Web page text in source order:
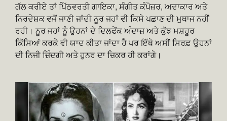
ਗੱਲ ਕਰੀਏ ਤਾਂ ਪਿੱਠਵਰਤੀ ਗਾਇਕਾ, ਸੰਗੀਤ ਕੰਪੋਜ਼ਰ, ਅਦਾਕਾਰ ਅਤੇ
ਨਿਰਦੇਸ਼ਕ ਵਜੋਂ ਜਾਣੀ ਜਾਂਦੀ ਨੂਰ ਜਹਾਂ ਵੀ ਕਿਸੇ ਪਛਾਣ ਦੀ ਮੁਥਾਜ ਨਹੀਂ
ਰਹੀ। ਨੂਰ ਜਹਾਂ ਨੂੰ ਉਹਨਾਂ ਦੇ ਦਿਲਫੇਂਕ ਅੰਦਾਜ਼ ਅਤੇ ਕੁੱਝ ਮਸ਼ਹੂਰ
ਕਿੱਸਿਆਂ ਕਰਕੇ ਵੀ ਯਾਦ ਕੀਤਾ ਜਾਂਦਾ ਹੈ ਪਰ ਇੱਥੇ ਅਸੀਂ ਸਿਰਫ਼ ਉਹਨਾਂ
ਦੀ ਨਿਜੀ ਜ਼ਿੰਦਗੀ ਅਤੇ ਹੁਨਰ ਦਾ ਜ਼ਿਕਰ ਹੀ ਕਰਾਂਗੇ।